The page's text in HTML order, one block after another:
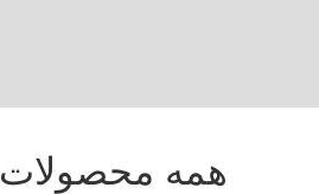
همه محصولات